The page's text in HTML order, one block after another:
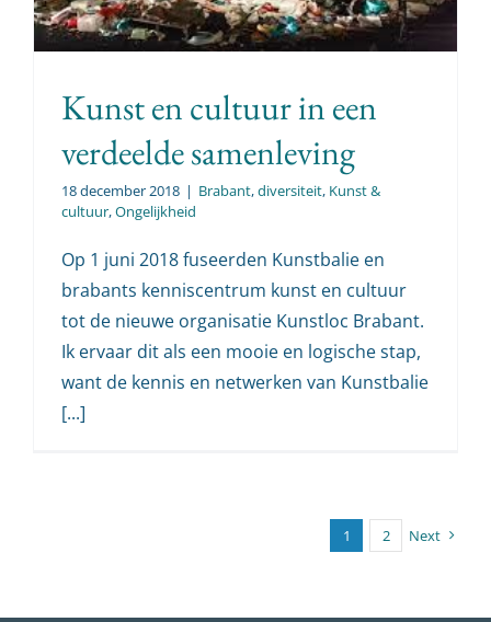
Kunst en cultuur in een
verdeelde samenleving
18 december 2018 | Brabant,diversiteit, Kunst &
cultuur,Ongelijkheid
Op 1 juni 2018 fuseerden Kunstbalie en
brabants kenniscentrum kunst en cultuur
tot de nieuwe organisatie Kunstloc Brabant.
Ik ervaar dit als een mooie en logische stap,
want de kennis en netwerken van Kunstbalie
[...]
1 2 Next